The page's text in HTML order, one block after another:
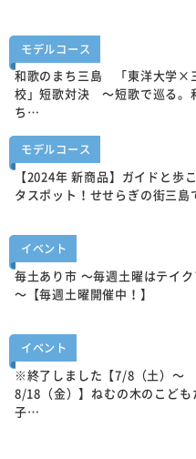
モデルコース
和歌のまち三島 「東洋大学×
校」短歌対決 ～短歌で巡る。
ち…
モデルコース
【2024年 新商品】ガイドと歩
タスポット！せせらぎの街三
イベント
毎土あり市 ～毎週土曜はテイ
～【毎週土曜開催中！】
イベント
※終了しました【7/8（土）～
8/18（金）】ねむの木のこども
子…